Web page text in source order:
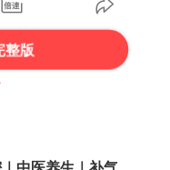
整版